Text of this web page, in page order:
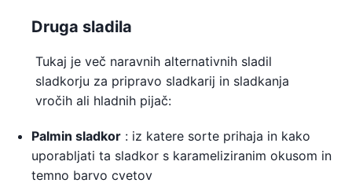
Druga sladila
Tukaj je več naravnih alternativnih sladil
sladkorju za pripravo sladkarij in sladkanja
vročih ali hladnih pijač:
Palmin sladkor : iz katere sorte prihaja in kako
uporabljati ta sladkor s karameliziranim okusom in
temno barvo cvetov